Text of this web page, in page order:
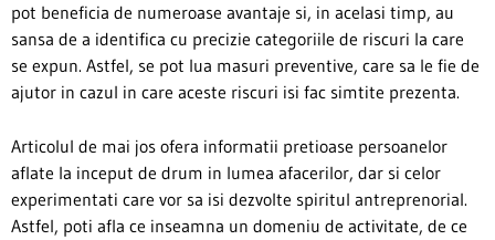
pot beneficia de numeroase avantaje si, in acelasi timp, au
sansa de a identifica cu precizie categoriile de riscuri la care
se expun. Astfel, se pot lua masuri preventive, care sa le fie de
ajutor in cazul in care aceste riscuri isi fac simtite prezenta.
Articolul de mai jos ofera informatii pretioase persoanelor
aflate la inceput de drum in lumea afacerilor, dar si celor
experimentati care vor sa isi dezvolte spiritul antreprenorial.
Astfel, poti afla ce inseamna un domeniu de activitate, de ce